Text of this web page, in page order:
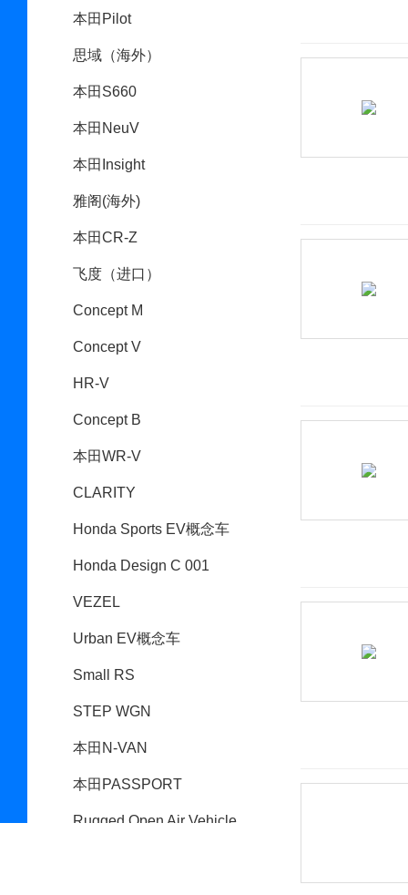
本田Pilot
思域（海外）
本田S660
本田NeuV
本田Insight
雅阁(海外)
本田CR-Z
飞度（进口）
Concept M
Concept V
HR-V
Concept B
本田WR-V
CLARITY
Honda Sports EV概念车
Honda Design C 001
VEZEL
Urban EV概念车
Small RS
STEP WGN
本田N-VAN
本田PASSPORT
Rugged Open Air Vehicle